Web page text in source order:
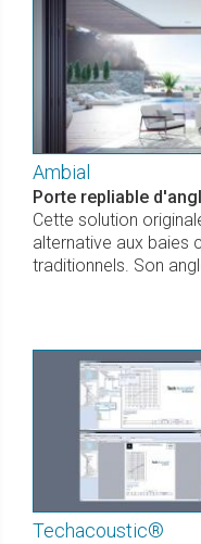
Ambial
Porte repliable
Cette solution
alternative aux baies
traditionnels. Son
Techacoustic®